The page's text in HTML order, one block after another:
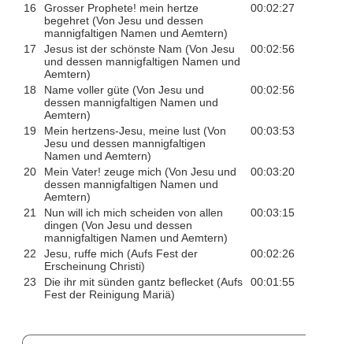
16
Grosser Prophete! mein hertze
begehret (Von Jesu und dessen
mannigfaltigen Namen und Aemtern)
00:02:27
17
Jesus ist der schönste Nam (Von Jesu
und dessen mannigfaltigen Namen und
Aemtern)
00:02:56
18
Name voller güte (Von Jesu und
dessen mannigfaltigen Namen und
Aemtern)
00:02:56
19
Mein hertzens-Jesu, meine lust (Von
Jesu und dessen mannigfaltigen
Namen und Aemtern)
00:03:53
20
Mein Vater! zeuge mich (Von Jesu und
dessen mannigfaltigen Namen und
Aemtern)
00:03:20
21
Nun will ich mich scheiden von allen
dingen (Von Jesu und dessen
mannigfaltigen Namen und Aemtern)
00:03:15
22
Jesu, ruffe mich (Aufs Fest der
Erscheinung Christi)
00:02:26
23
Die ihr mit sünden gantz beflecket (Aufs
Fest der Reinigung Mariä)
00:01:55